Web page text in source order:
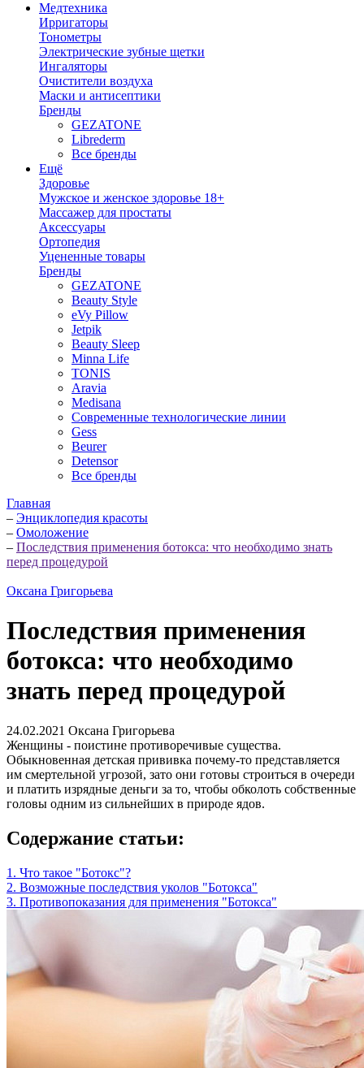
Медтехника
Ирригаторы
Тонометры
Электрические зубные щетки
Ингаляторы
Очистители воздуха
Маски и антисептики
Бренды
GEZATONE
Librederm
Все бренды
Ещё
Здоровье
Мужское и женское здоровье 18+
Массажер для простаты
Аксессуары
Ортопедия
Уцененные товары
Бренды
GEZATONE
Beauty Style
eVy Pillow
Jetpik
Beauty Sleep
Minna Life
TONIS
Aravia
Medisana
Современные технологические линии
Gess
Beurer
Detensor
Все бренды
Главная
– Энциклопедия красоты
– Омоложение
– Последствия применения ботокса: что необходимо знать
перед процедурой
Оксана Григорьева
Последствия применения
ботокса: что необходимо
знать перед процедурой
24.02.2021 Оксана Григорьева
Женщины - поистине противоречивые существа.
Обыкновенная детская прививка почему-то представляется
им смертельной угрозой, зато они готовы строиться в очереди
и платить изрядные деньги за то, чтобы обколоть собственные
головы одним из сильнейших в природе ядов.
Содержание статьи:
1. Что такое "Ботокс"?
2. Возможные последствия уколов "Ботокса"
3. Противопоказания для применения "Ботокса"